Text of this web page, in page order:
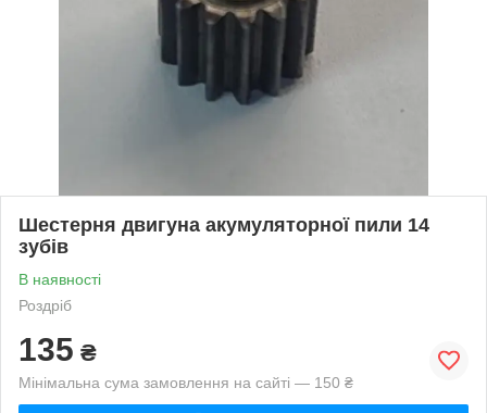
Шестерня двигуна акумуляторної пили 14
зубів
В наявності
Роздріб
135 ₴
Мінімальна сума замовлення на сайті — 150 ₴